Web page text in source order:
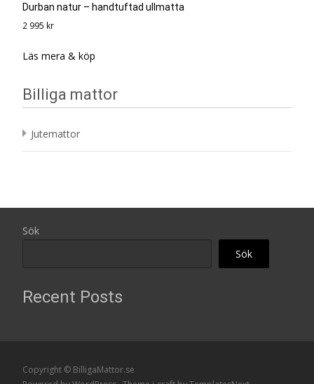
Durban natur – handtuftad ullmatta
2 995 kr
Läs mera & köp
Billiga mattor
Jutemattor
Sök
Sök
Recent Posts
Copyright © BilligaMattor.se